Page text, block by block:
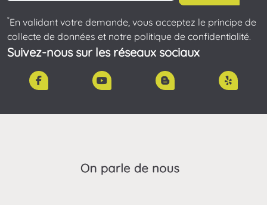
*En validant votre demande, vous acceptez le principe de
collecte de données et notre politique de confidentialité.
Suivez-nous sur les réseaux sociaux